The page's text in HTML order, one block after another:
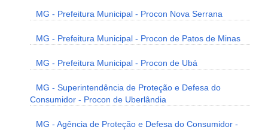
MG - Prefeitura Municipal - Procon Nova Serrana
MG - Prefeitura Municipal - Procon de Patos de Minas
MG - Prefeitura Municipal - Procon de Ubá
MG - Superintendência de Proteção e Defesa do
Consumidor - Procon de Uberlândia
MG - Agência de Proteção e Defesa do Consumidor -